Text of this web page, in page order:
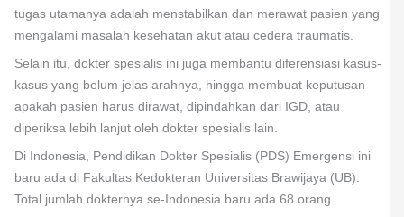
tugas utamanya adalah menstabilkan dan merawat pasien yang
mengalami masalah kesehatan akut atau cedera traumatis.
Selain itu, dokter spesialis ini juga membantu diferensiasi kasus-
kasus yang belum jelas arahnya, hingga membuat keputusan
apakah pasien harus dirawat, dipindahkan dari IGD, atau
diperiksa lebih lanjut oleh dokter spesialis lain.
Di Indonesia, Pendidikan Dokter Spesialis (PDS) Emergensi ini
baru ada di Fakultas Kedokteran Universitas Brawijaya (UB).
Total jumlah dokternya se-Indonesia baru ada 68 orang.